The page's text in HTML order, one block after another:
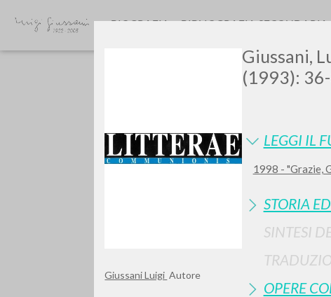
Giussani Luigi Autore
Giussani,
(1993):
LEGGI IL
1998 - "Grazie,
STORIA
SINTESI
OPERE
BIOGRAFIA BIBLIOGRAFIA SECONDARIA
Vuoi
TIPOLOGIA OPERA